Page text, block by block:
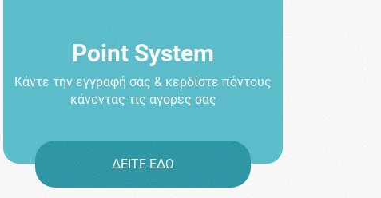
Point System
Κάντε την εγγραφή σας & κερδίστε πόντους
κάνοντας τις αγορές σας
ΔΕΙΤΕ ΕΔΩ